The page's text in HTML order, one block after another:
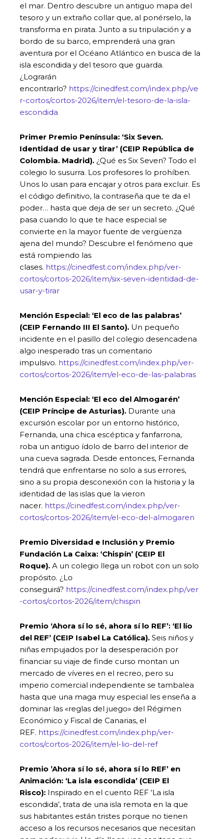
el mar. Dentro descubre un antiguo mapa del
tesoro y un extraño collar que, al ponérselo, la
transforma en pirata. Junto a su tripulación y a
bordo de su barco, emprenderá una gran
aventura por el Océano Atlántico en busca de la
isla escondida y del tesoro que guarda.
¿Lograrán
encontrarlo? https://cinedfest.com/index.php/ve
r-cortos/cortos-2026/item/el-tesoro-de-la-isla-
escondida
Primer Premio Península: ‘Six Seven.
Identidad de usar y tirar’ (CEIP República de
Colombia. Madrid). ¿Qué es Six Seven? Todo el
colegio lo susurra. Los profesores lo prohíben.
Unos lo usan para encajar y otros para excluir. Es
el código definitivo, la contraseña que te da el
poder… hasta que deja de ser un secreto. ¿Qué
pasa cuando lo que te hace especial se
convierte en la mayor fuente de vergüenza
ajena del mundo? Descubre el fenómeno que
está rompiendo las
clases. https://cinedfest.com/index.php/ver-
cortos/cortos-2026/item/six-seven-identidad-de-
usar-y-tirar
Mención Especial: ‘El eco de las palabras’
(CEIP Fernando III El Santo). Un pequeño
incidente en el pasillo del colegio desencadena
algo inesperado tras un comentario
impulsivo. https://cinedfest.com/index.php/ver-
cortos/cortos-2026/item/el-eco-de-las-palabras
Mención Especial: ‘El eco del Almogarén’
(CEIP Príncipe de Asturias). Durante una
excursión escolar por un entorno histórico,
Fernanda, una chica escéptica y fanfarrona,
roba un antiguo ídolo de barro del interior de
una cueva sagrada. Desde entonces, Fernanda
tendrá que enfrentarse no solo a sus errores,
sino a su propia desconexión con la historia y la
identidad de las islas que la vieron
nacer. https://cinedfest.com/index.php/ver-
cortos/cortos-2026/item/el-eco-del-almogaren
Premio Diversidad e Inclusión y Premio
Fundación La Caixa: ‘Chispín’ (CEIP El
Roque). A un colegio llega un robot con un solo
propósito. ¿Lo
conseguirá? https://cinedfest.com/index.php/ver
-cortos/cortos-2026/item/chispin
Premio ‘Ahora sí lo sé, ahora sí lo REF’: ‘El lío
del REF’ (CEIP Isabel La Católica). Seis niños y
niñas empujados por la desesperación por
financiar su viaje de finde curso montan un
mercado de víveres en el recreo, pero su
imperio comercial independiente se tambalea
hasta que una maga muy especial les enseña a
dominar las «reglas del juego» del Régimen
Económico y Fiscal de Canarias, el
REF. https://cinedfest.com/index.php/ver-
cortos/cortos-2026/item/el-lio-del-ref
Premio ’Ahora sí lo sé, ahora sí lo REF’ en
Animación: ‘La isla escondida’ (CEIP El
Risco): Inspirado en el cuento REF ‘La isla
escondida’, trata de una isla remota en la que
sus habitantes están tristes porque no tienen
acceso a los recursos necesarios que necesitan